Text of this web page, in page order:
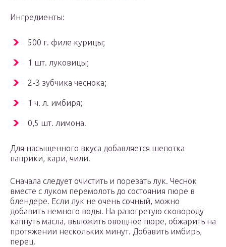
Ингредиенты:
500 г. филе курицы;
1 шт. луковицы;
2-3 зубчика чеснока;
1 ч. л. имбиря;
0,5 шт. лимона.
Для насыщенного вкуса добавляется шепотка
паприки, кари, чили.
Сначала следует очистить и порезать лук. Чеснок
вместе с луком перемолоть до состояния пюре в
блендере. Если лук не очень сочный, можно
добавить немного воды. На разогретую сковороду
капнуть масла, выложить овощное пюре, обжарить на
протяжении нескольких минут. Добавить имбирь,
перец.